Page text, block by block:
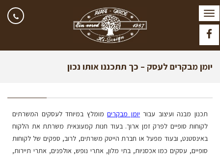
Facebook
תפריט
יומן מבקרים לעסק – כך תתכננו אותו נכון
תכנון מבנה ועיצוב עבור יומן מבקריםמומלץ במיוחד לעסקים המשרתים
לקוחות סופיים לפרק זמן ארוך. בעוד חנות קמעונאית משרתת את הלקוח
באינסטנט, ובעוד מפעל או חברת הייטק משרתים, לרוב, ספקים של לקוחות
סופיים, עסקים כמו אכסניות, בתי מלון, אתרי נופש, אולפנים, אתרי תיירות,